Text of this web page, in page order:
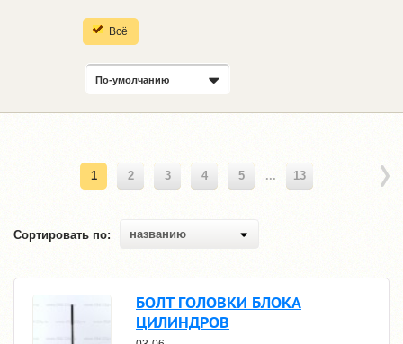
Всё
По-умолчанию
1 2 3 4 5 ... 13
Сортировать по: названию
БОЛТ ГОЛОВКИ БЛОКА
ЦИЛИНДРОВ